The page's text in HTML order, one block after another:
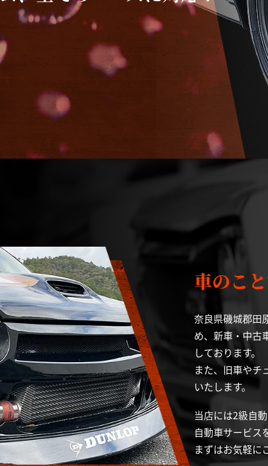
車のこ
奈良県磯城郡田
め、新車・中古
しております。
また、旧車やチ
いたします。
当店には2級自
自動車サービス
まずはお気軽に